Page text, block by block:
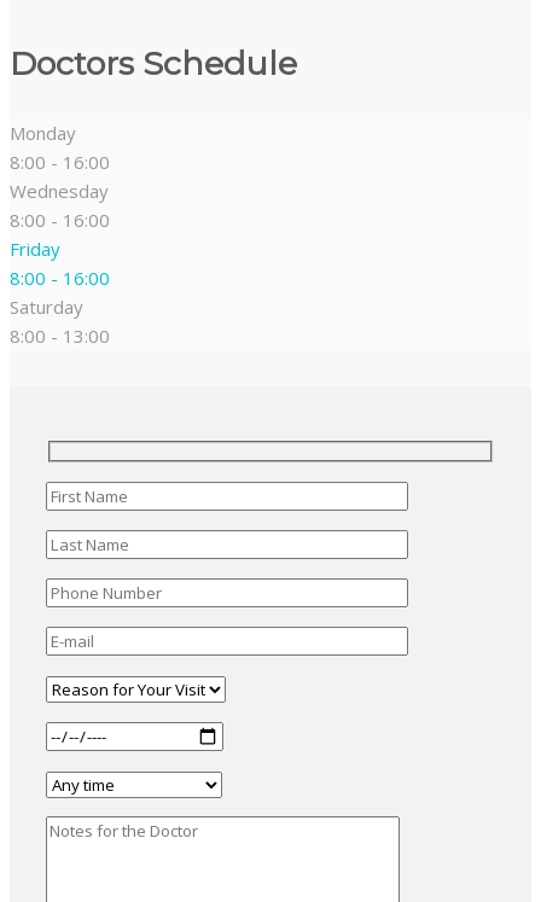
Doctors Schedule
Monday
8:00 - 16:00
Wednesday
8:00 - 16:00
Friday
8:00 - 16:00
Saturday
8:00 - 13:00